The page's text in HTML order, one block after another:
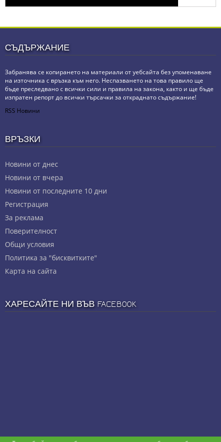
СЪДЪРЖАНИЕ
Забранява се копирането на материали от уебсайта без упоменаване
на източника с връзка към него. Неспазването на това правило ще
бъде преследвано с всички сили и правила на закона, както и ще бъде
изпратен репорт до всички търсачки за откраднато съдържание!
RSS Новини
ВРЪЗКИ
Новини от днес
Новини от вчера
Новини от последните 10 дни
Регистрация
За реклама
Πoвepитeлнocт
Общи условия
Политика за "бисквитките"
Карта на сайта
ХАРЕСАЙТЕ НИ ВЪВ FACEBOOK